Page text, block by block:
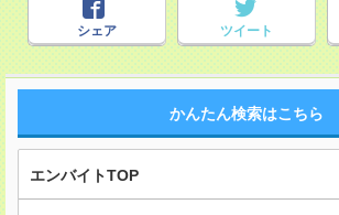
シェア ツイート
かんたん検索はこちら
エンバイトTOP